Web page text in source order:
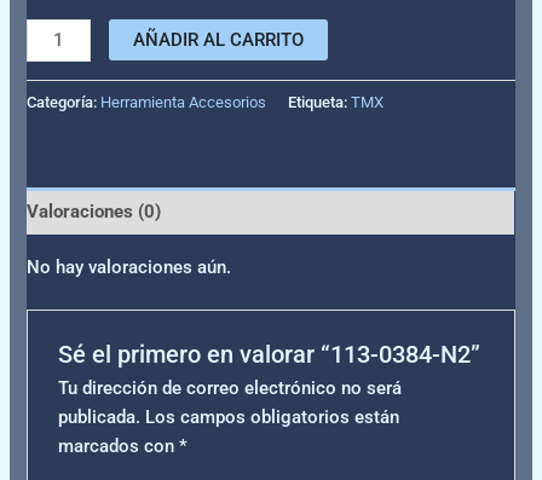
AÑADIR AL CARRITO
Categoría: Herramienta Accesorios Etiqueta:TMX
Valoraciones (0)
No hay valoraciones aún.
Sé el primero en valorar “113-0384-N2”
Tu dirección de correo electrónico no será
publicada. Los campos obligatorios están
marcados con *